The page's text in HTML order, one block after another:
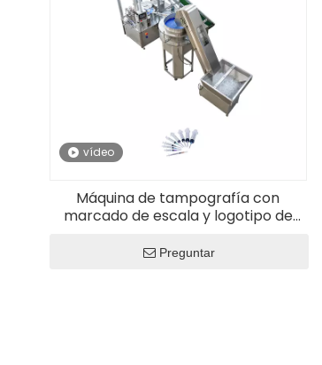
vídeo
Máquina de tampografía con
marcado de escala y logotipo de
Preguntar